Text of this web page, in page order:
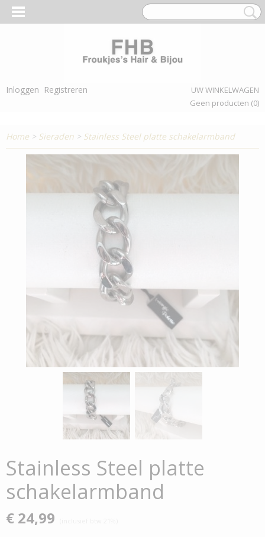
Inloggen Registreren
UW WINKELWAGEN
Geen producten (0)
Home > Sieraden > Stainless Steel platte schakelarmband
Stainless Steel platte
schakelarmband
€ 24,99